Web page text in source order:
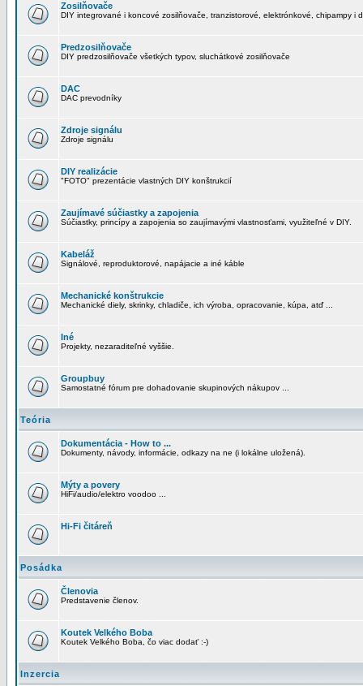
Zosilňovače
DIY integrované i koncové zosilňovače, tranzistorové, elektrónkové, chipampy i
Predzosilňovače
DIY predzosilňovače všetkých typov, sluchátkové zosilňovače
DAC
DAC prevodníky
Zdroje signálu
Zdroje signálu
DIY realizácie
"FOTO" prezentácie vlastných DIY konštrukcií
Zaujímavé súčiastky a zapojenia
Súčiastky, princípy a zapojenia so zaujímavými vlastnosťami, využiteľné v DIY.
Kabeláž
Signálové, reproduktorové, napájacie a iné káble
Mechanické konštrukcie
Mechanické diely, skrinky, chladiče, ich výroba, opracovanie, kúpa, atď ...
Iné
Projekty, nezaraditeľné vyššie.
Groupbuy
Samostatné fórum pre dohadovanie skupinových nákupov ...
Teória
Dokumentácia - How to ...
Dokumenty, návody, informácie, odkazy na ne (i lokálne uložená).
Mýty a povery
HiFi/audio/elektro voodoo ...
Hi-Fi čitáreň
Posádka
Členovia
Predstavenie členov.
Koutek Velkého Boba
Koutek Velkého Boba, čo viac dodať :-)
Inzercia